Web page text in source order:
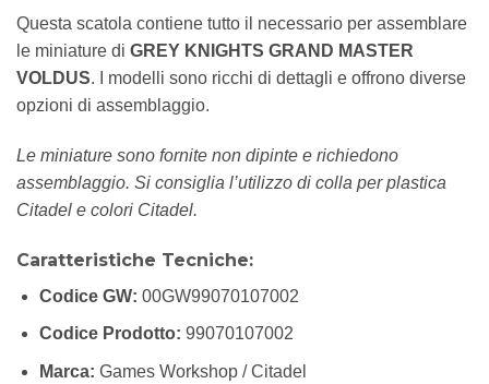
Questa scatola contiene tutto il necessario per assemblare
le miniature di GREY KNIGHTS GRAND MASTER
VOLDUS. I modelli sono ricchi di dettagli e offrono diverse
opzioni di assemblaggio.
Le miniature sono fornite non dipinte e richiedono
assemblaggio. Si consiglia l’utilizzo di colla per plastica
Citadel e colori Citadel.
Caratteristiche Tecniche:
Codice GW: 00GW99070107002
Codice Prodotto: 99070107002
Marca: Games Workshop / Citadel